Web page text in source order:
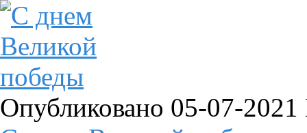
Опубликовано 05-07-2021